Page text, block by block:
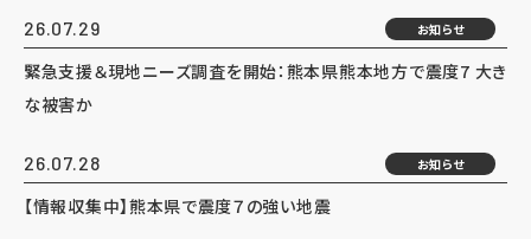
26.07.29 お知らせ
緊急支援＆現地ニーズ調査を開始：熊本県熊本地方で震度7 大き
な被害か
26.07.28 お知らせ
【情報収集中】熊本県で震度７の強い地震